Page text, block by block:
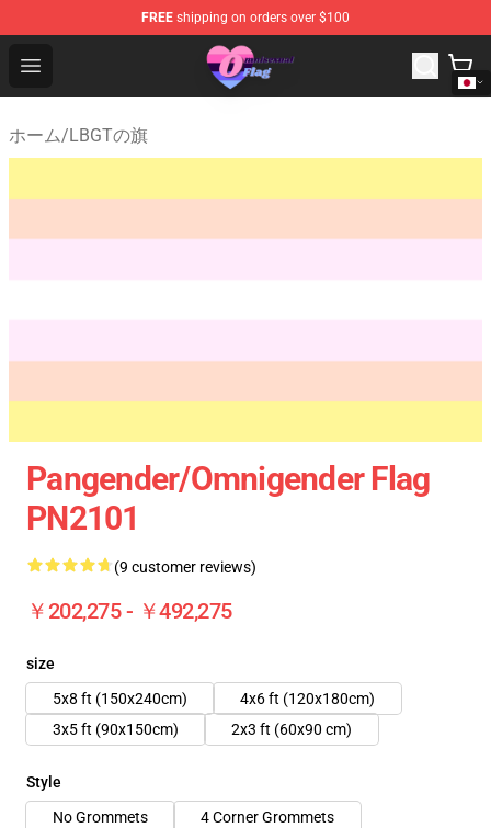
FREE shipping on orders over $100
Open menu
Omnisexual Flag Store - The Best Store of Omnisexual
ホーム/LBGTの旗
Pangender/Omnigender Flag
PN2101
(9 customer reviews)
￥202,275 - ￥492,275
size
5x8 ft (150x240cm)
4x6 ft (120x180cm)
3x5 ft (90x150cm)
2x3 ft (60x90 cm)
Style
No Grommets
4 Corner Grommets